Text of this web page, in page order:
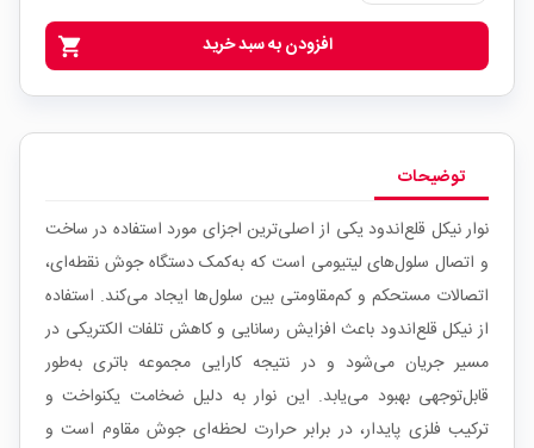
shopping_cart افزودن به سبد خرید
توضیحات
نوار نیکل قلع‌اندود یکی از اصلی‌ترین اجزای مورد استفاده در ساخت
و اتصال سلول‌های لیتیومی است که به‌کمک دستگاه جوش نقطه‌ای،
اتصالات مستحکم و کم‌مقاومتی بین سلول‌ها ایجاد می‌کند. استفاده
از نیکل قلع‌اندود باعث افزایش رسانایی و کاهش تلفات الکتریکی در
مسیر جریان می‌شود و در نتیجه کارایی مجموعه باتری به‌طور
قابل‌توجهی بهبود می‌یابد. این نوار به دلیل ضخامت یکنواخت و
ترکیب فلزی پایدار، در برابر حرارت لحظه‌ای جوش مقاوم است و